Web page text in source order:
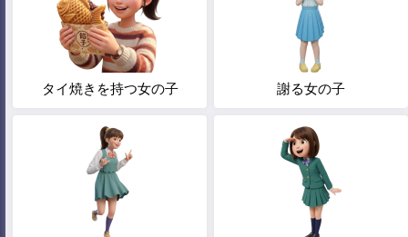
タイ焼きを持つ女の子 謝る女の子